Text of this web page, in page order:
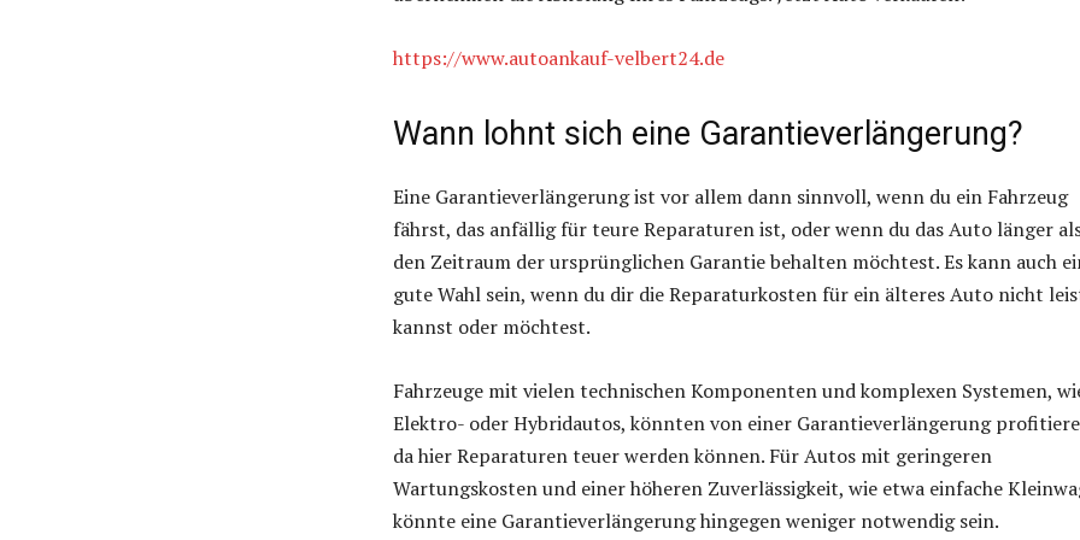
https://www.autoankauf-velbert24.de
Wann lohnt sich eine Garantieverlängerung?
Eine Garantieverlängerung ist vor allem dann sinnvoll, wenn du ein Fahrzeug
fährst, das anfällig für teure Reparaturen ist, oder wenn du das Auto länger
den Zeitraum der ursprünglichen Garantie behalten möchtest. Es kann auch
gute Wahl sein, wenn du dir die Reparaturkosten für ein älteres Auto nicht
kannst oder möchtest.
Fahrzeuge mit vielen technischen Komponenten und komplexen Systemen,
Elektro- oder Hybridautos, könnten von einer Garantieverlängerung
da hier Reparaturen teuer werden können. Für Autos mit geringeren
Wartungskosten und einer höheren Zuverlässigkeit, wie etwa einfache
könnte eine Garantieverlängerung hingegen weniger notwendig sein.